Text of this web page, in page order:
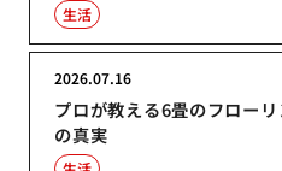
生活
プロが教える6畳のフロー
の真実
2026.07.16